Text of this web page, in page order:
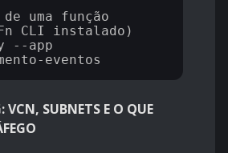
uma função
CLI instalado)
--app
VCN, SUBNETS E O QUE